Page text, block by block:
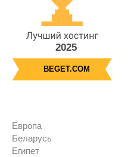
2025
BEGET.COM
Европа
Беларусь
Египет